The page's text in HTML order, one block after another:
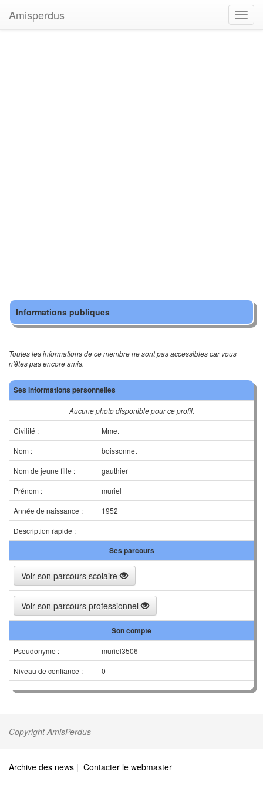
Amisperdus
Informations publiques
Toutes les informations de ce membre ne sont pas accessibles car vous
n'êtes pas encore amis.
Ses informations personnelles
Aucune photo disponible pour ce profil.
Civilité :
Mme.
Nom :
boissonnet
Nom de jeune fille :
gauthier
Prénom :
muriel
Année de naissance :
1952
Description rapide :
Ses parcours
Voir son parcours scolaire
Voir son parcours professionnel
Son compte
Pseudonyme :
muriel3506
Niveau de confiance :
0
Copyright AmisPerdus
Archive des news | Contacter le webmaster